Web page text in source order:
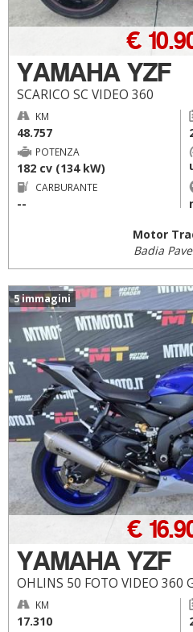
YAMAHA YZF
SCARICO SC VIDEO 360
€
KM
48.757
POTENZA
182 cv (134 kW)
CARBURANTE
--
Motor
Badia
5 immagini
YAMAHA YZF
OHLINS 50 FOTO VIDEO 360
€
KM
17.310